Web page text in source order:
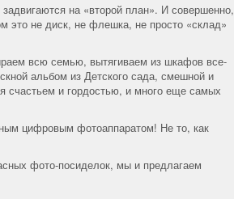
на «второй план». И совершенно,
это не диск, не флешка, не просто «склад»
всю семью, вытягиваем из шкафов все-
альбом из Детского сада, смешной и
счастьем и гордостью, и много еще самых
цифровым фотоаппаратом! Не то, как
фото-посиделок, мы и предлагаем